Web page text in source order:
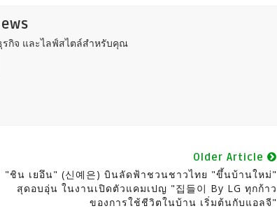
รกิจ และไลฟ์สไตล์สำหรับคุณ
Older Article
"ชิน เยอึน" (신예은) บินลัดฟ้าชวนชาวไทย "ขึ้นบ้านใหม่"
สุดอบอุ่น ในงานเปิดตัวแคมเปญ "집들이 By LG ทุกก้าว
ของการใช้ชีวิตในบ้าน เริ่มต้นกับแอลจี"